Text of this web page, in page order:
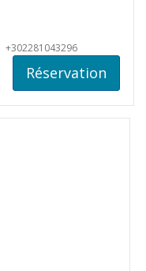
+302281043296
Réservation